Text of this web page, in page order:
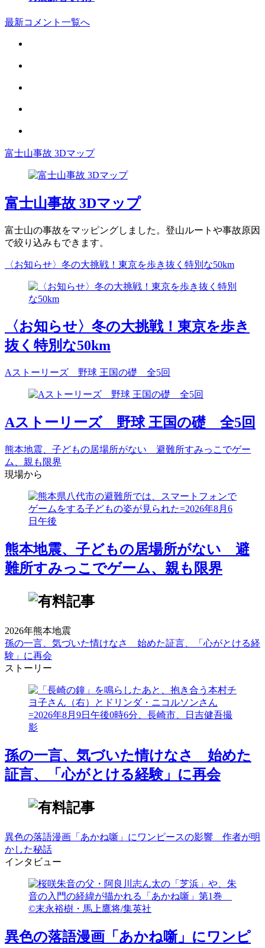
最新コメント一覧へ
富士山事故 3Dマップ
富士山事故 3Dマップ
富士山の事故をマッピングしました。登山ルートや事故原因
で絞り込みもできます。
〈お知らせ〉冬の大挑戦！東京を歩き抜く特別な50km
〈お知らせ〉冬の大挑戦！東京を歩き
抜く特別な50km
Aストーリーズ 野球 王国の礎 全5回
Aストーリーズ 野球 王国の礎 全5回
熊本地震、子どもの居場所がない 避難所すみっこでゲー
ム、親も限界
現場から
熊本地震、子どもの居場所がない 避
難所すみっこでゲーム、親も限界
2026年熊本地震
孫の一言、気づいた情けなさ 始めた証言、「心がとける経
験」に再会
ストーリー
孫の一言、気づいた情けなさ 始めた
証言、「心がとける経験」に再会
異色の落語漫画「あかね噺」にワンピースの影響 作者が明
かした秘話
インタビュー
異色の落語漫画「あかね噺」にワンピ